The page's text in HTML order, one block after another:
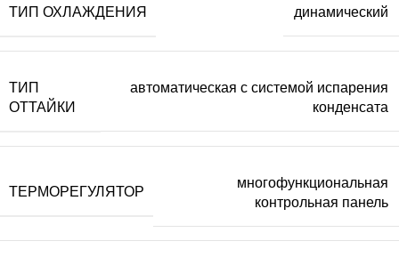
ТИП ОХЛАЖДЕНИЯ динамический
ТИП
ОТТАЙКИ
автоматическая с системой испарения
конденсата
ТЕРМОРЕГУЛЯТОР
многофункциональная
контрольная панель